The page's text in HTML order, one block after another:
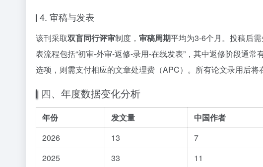
4. 审稿与发表
该刊采取双盲同行评审制度， 审稿周期平均为3-6个月。投稿后
表流程包括“初审-外审-返修-录用-在线发表”，其中返修阶段通常
选项，则需支付相应的文章处理费（APC）。所有论文录用后将
四、年度数据变化分析
年份 发文量 中国作者
2026
13 7
2025
33 11